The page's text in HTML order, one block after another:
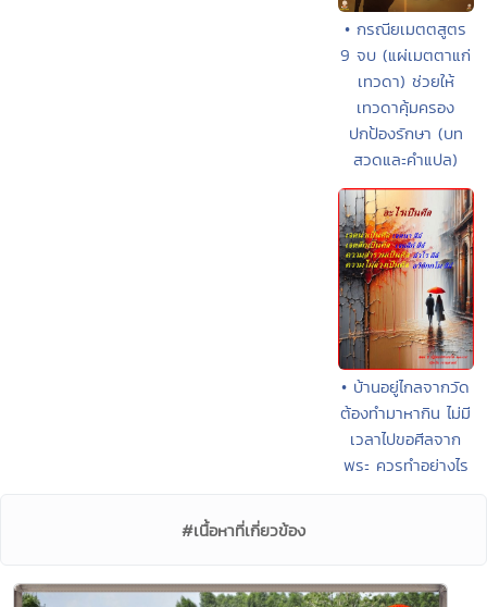
• กรณียเมตตสูตร
9 จบ (แผ่เมตตาแก่
เทวดา) ช่วยให้
เทวดาคุ้มครอง
ปกป้องรักษา (บท
สวดและคำแปล)
• บ้านอยู่ไกลจากวัด
ต้องทำมาหากิน ไม่มี
เวลาไปขอศีลจาก
พระ ควรทำอย่างไร
#เนื้อหาที่เกี่ยวข้อง